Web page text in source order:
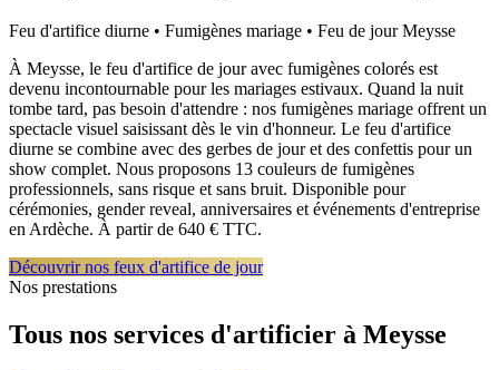
Feu d'artifice diurne • Fumigènes mariage • Feu de jourMeysse
À Meysse, le feu d'artifice de jour avec fumigènes colorés est
devenu incontournable pour les mariages estivaux. Quand la nuit
tombe tard, pas besoin d'attendre : nos fumigènes mariage offrent un
spectacle visuel saisissant dès le vin d'honneur. Le feu d'artifice
diurne se combine avec des gerbes de jour et des confettis pour un
show complet. Nous proposons 13 couleurs de fumigènes
professionnels, sans risque et sans bruit. Disponible pour
cérémonies, gender reveal, anniversaires et événements d'entreprise
en Ardèche. À partir de 640 € TTC.
Découvrir nos feux d'artifice de jour
Nos prestations
Tous nos services d'artificier à Meysse